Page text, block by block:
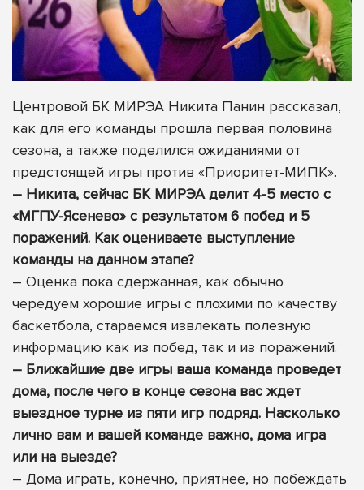
Центровой БК МИРЭА Никита Панин рассказал,
как для его команды прошла первая половина
сезона, а также поделился ожиданиями от
предстоящей игры против «Приоритет-МИПК».
– Никита, сейчас БК МИРЭА делит 4-5 место с
«МГПУ-Ясенево» с результатом 6 побед и 5
поражений. Как оцениваете выступление
команды на данном этапе?
– Оценка пока сдержанная, как обычно
чередуем хорошие игры с плохими по качеству
баскетбола, стараемся извлекать полезную
информацию как из побед, так и из поражений.
– Ближайшие две игры ваша команда проведет
дома, после чего в конце сезона вас ждет
выездное турне из пяти игр подряд. Насколько
лично вам и вашей команде важно, дома игра
или на выезде?
– Дома играть, конечно, приятнее, но побеждать